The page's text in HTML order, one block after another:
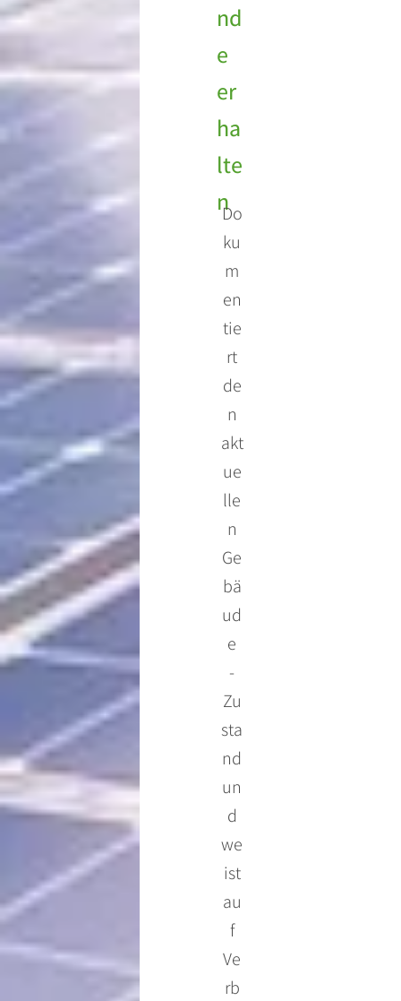
nd
e
er
ha
lte
nDo
ku
m
en
tie
rt
de
n
akt
ue
lle
n
Ge
bä
ud
e
-
Zu
sta
nd
un
d
we
ist
au
f
Ve
rb